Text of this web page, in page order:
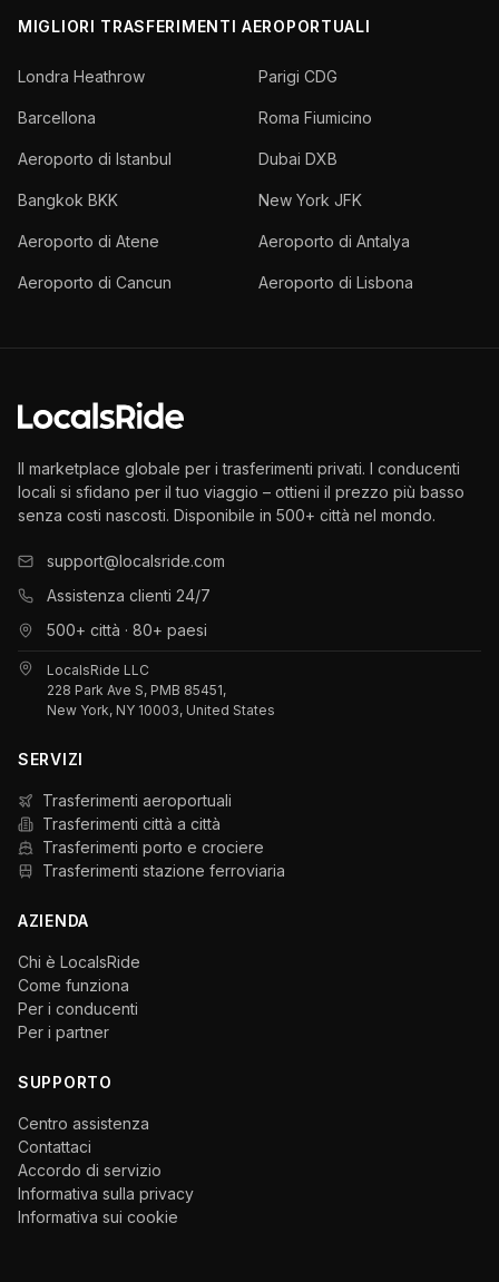
MIGLIORI TRASFERIMENTI AEROPORTUALI
Londra Heathrow Parigi CDG
Barcellona Roma Fiumicino
Aeroporto di Istanbul Dubai DXB
Bangkok BKK New York JFK
Aeroporto di Atene Aeroporto di Antalya
Aeroporto di Cancun Aeroporto di Lisbona
Il marketplace globale per i trasferimenti privati. I conducenti
locali si sfidano per il tuo viaggio – ottieni il prezzo più basso
senza costi nascosti. Disponibile in 500+ città nel mondo.
support@localsride.com
Assistenza clienti 24/7
500+ città · 80+ paesi
LocalsRide LLC
228 Park Ave S, PMB 85451,
New York, NY 10003, United States
SERVIZI
Trasferimenti aeroportuali
Trasferimenti città a città
Trasferimenti porto e crociere
Trasferimenti stazione ferroviaria
AZIENDA
Chi è LocalsRide
Come funziona
Per i conducenti
Per i partner
SUPPORTO
Centro assistenza
Contattaci
Accordo di servizio
Informativa sulla privacy
Informativa sui cookie